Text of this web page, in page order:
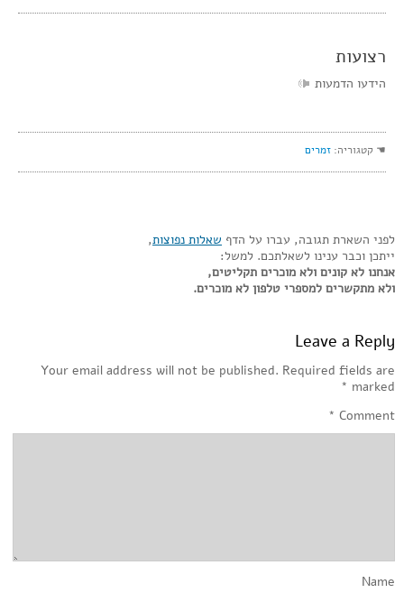
רצועות
הידעו הדמעות
☚ קטגוריה: זמרים
לפני השארת תגובה, עברו על הדף שאלות נפוצות,
ייתכן וכבר ענינו לשאלתכם. למשל:
אנחנו לא קונים ולא מוכרים תקליטים,
ולא מתקשרים למספרי טלפון לא מוכרים.
Leave a Reply
Your email address will not be published. Required fields are
marked
*
Comment
*
Name